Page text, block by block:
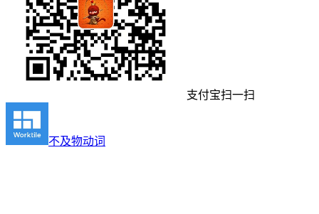
支付宝扫一扫
不及物动词